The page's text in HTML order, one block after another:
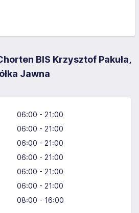
BIS Krzysztof Pakuła,
Jawna
06:00 - 21:00
06:00 - 21:00
06:00 - 21:00
06:00 - 21:00
06:00 - 21:00
06:00 - 21:00
08:00 - 16:00